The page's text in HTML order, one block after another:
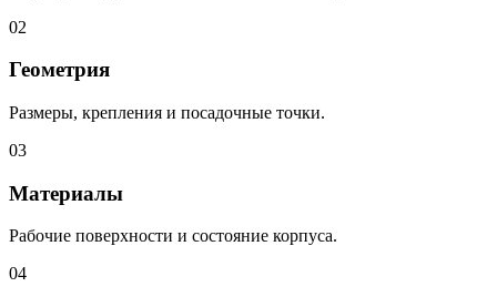
02
Геометрия
Размеры, крепления и посадочные точки.
03
Материалы
Рабочие поверхности и состояние корпуса.
04